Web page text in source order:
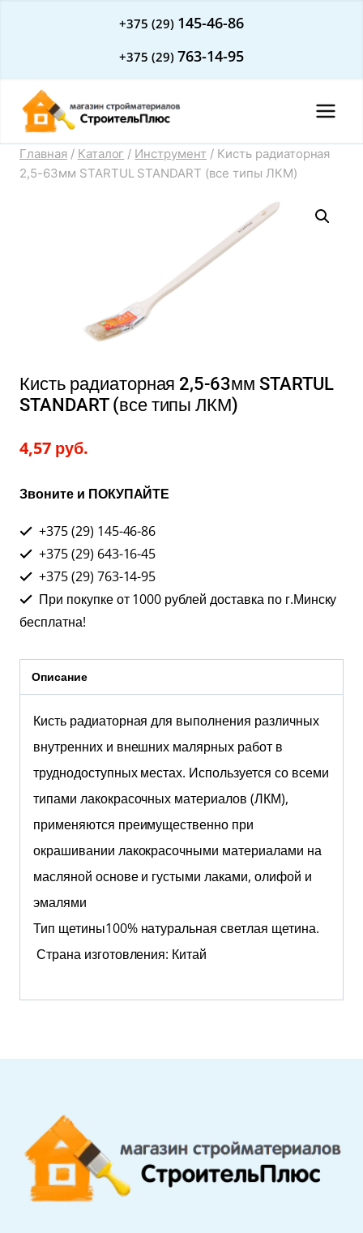
+375 (29) 145-46-86
+375 (29) 763-14-95
Главная / Каталог / Инструмент / Кисть радиаторная
2,5-63мм STARTUL STANDART (все типы ЛКМ)
Кисть радиаторная 2,5-63мм STARTUL
STANDART (все типы ЛКМ)
4,57 руб.
Звоните и ПОКУПАЙТЕ
+375 (29) 145-46-86
+375 (29) 643-16-45
+375 (29) 763-14-95
При покупке от 1000 рублей доставка по г.Минску
бесплатна!
Описание
Кисть радиаторная для выполнения различных
внутренних и внешних малярных работ в
труднодоступных местах. Используется со всеми
типами лакокрасочных материалов (ЛКМ),
применяются преимущественно при
окрашивании лакокрасочными материалами на
масляной основе и густыми лаками, олифой и
эмалями
Тип щетины100% натуральная светлая щетина.
Страна изготовления: Китай